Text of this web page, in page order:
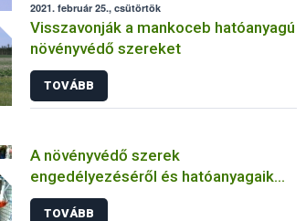
2021. február 25., csütörtök
Visszavonják a mankoceb hatóanyagú
növényvédő szereket
TOVÁBB
A növényvédő szerek
engedélyezéséről és hatóanyagaik
vizsgálatáról
TOVÁBB